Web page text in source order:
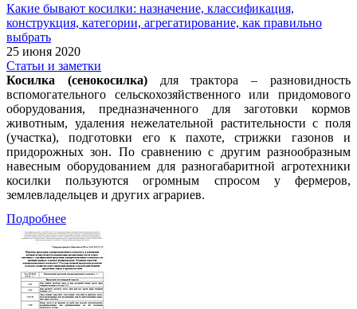
Какие бывают косилки: назначение, классификация,
конструкция, категории, агрегатирование, как правильно
выбрать
25 июня 2020
Статьи и заметки
Косилка (сенокосилка)для трактора – разновидность
вспомогательного сельскохозяйственного или придомового
оборудования, предназначенного для заготовки кормов
животным, удаления нежелательной растительности с поля
(участка), подготовки его к пахоте, стрижки газонов и
придорожных зон. По сравнению с другим разнообразным
навесным оборудованием для разногабаритной агротехники
косилки пользуются огромным спросом у фермеров,
землевладельцев и других аграриев.
Подробнее